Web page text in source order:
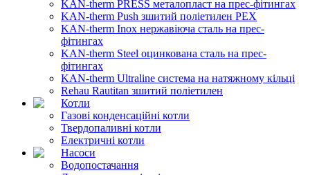
KAN-therm PRESS металопласт на прес-фітингах
KAN-therm Push зшитий поліетилен PEX
KAN-therm Inox нержавіюча сталь на прес-
фітингах
KAN-therm Steel оцинкована сталь на прес-
фітингах
KAN-therm Ultraline система на натяжному кільці
Rehau Rautitan зшитий поліетилен
Котли
Газові конденсаційні котли
Твердопаливні котли
Електричні котли
Насоси
Водопостачання